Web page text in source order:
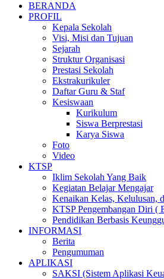
BERANDA
PROFIL
Kepala Sekolah
Visi, Misi dan Tujuan
Sejarah
Struktur Organisasi
Prestasi Sekolah
Ekstrakurikuler
Daftar Guru & Staf
Kesiswaan
Kurikulum
Siswa Berprestasi
Karya Siswa
Foto
Video
KTSP
Iklim Sekolah Yang Baik
Kegiatan Belajar Mengajar
Kenaikan Kelas, Kelulusan,
KTSP Pengembangan Diri (
Pendidikan Berbasis
INFORMASI
Berita
Pengumuman
APLIKASI
SAKSI (Sistem Aplikasi